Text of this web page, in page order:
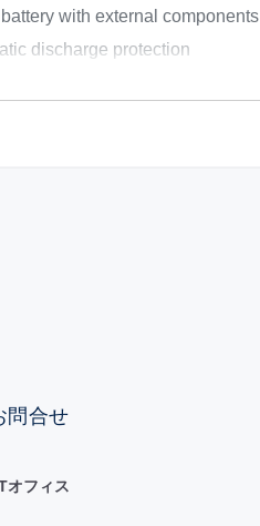
with external components
discharge protection
問合せ
オフィス